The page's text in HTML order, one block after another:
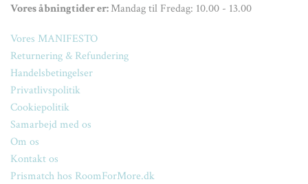
Vores åbningtider er:Mandag til Fredag: 10.00 - 13.00
Vores MANIFESTO
Returnering & Refundering
Handelsbetingelser
Privatlivspolitik
Cookiepolitik
Samarbejd med os
Om os
Kontakt os
Prismatch hos RoomForMore.dk